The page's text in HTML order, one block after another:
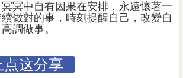
冥中自有因果在安排，永遠懷著一
做對的事，時刻提醒自己，改變自
調做事。
点这分享